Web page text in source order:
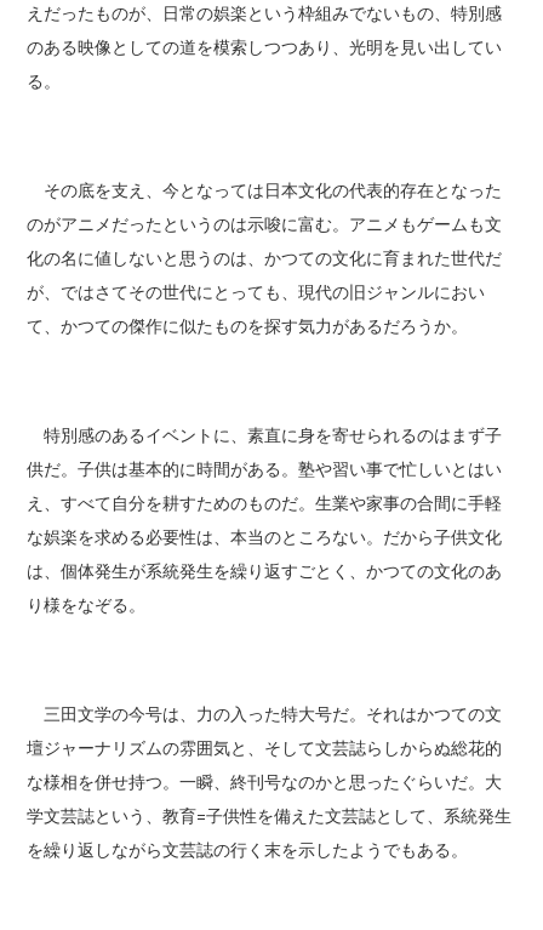
えだったものが、日常の娯楽という枠組みでないもの、特別感
のある映像としての道を模索しつつあり、光明を見い出してい
る。
その底を支え、今となっては日本文化の代表的存在となった
のがアニメだったというのは示唆に富む。アニメもゲームも文
化の名に値しないと思うのは、かつての文化に育まれた世代だ
が、ではさてその世代にとっても、現代の旧ジャンルにおい
て、かつての傑作に似たものを探す気力があるだろうか。
特別感のあるイベントに、素直に身を寄せられるのはまず子
供だ。子供は基本的に時間がある。塾や習い事で忙しいとはい
え、すべて自分を耕すためのものだ。生業や家事の合間に手軽
な娯楽を求める必要性は、本当のところない。だから子供文化
は、個体発生が系統発生を繰り返すごとく、かつての文化のあ
り様をなぞる。
三田文学の今号は、力の入った特大号だ。それはかつての文
壇ジャーナリズムの雰囲気と、そして文芸誌らしからぬ総花的
な様相を併せ持つ。一瞬、終刊号なのかと思ったぐらいだ。大
学文芸誌という、教育=子供性を備えた文芸誌として、系統発生
を繰り返しながら文芸誌の行く末を示したようでもある。